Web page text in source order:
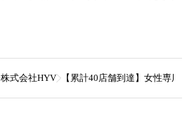
株式会社HYV 【累計40店舗到達】女性専用